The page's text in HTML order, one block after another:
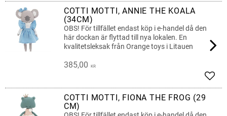
COTTI MOTTI, ANNIE THE KOALA
(34CM)
OBS! För tillfället endast köp i e-handel då den
här dockan är flyttad till nya lokalen. En
kvalitetsleksak från Orange toys i Litauen
385,00 KR
Add
COTTI MOTTI, FIONA THE FROG (29
CM)